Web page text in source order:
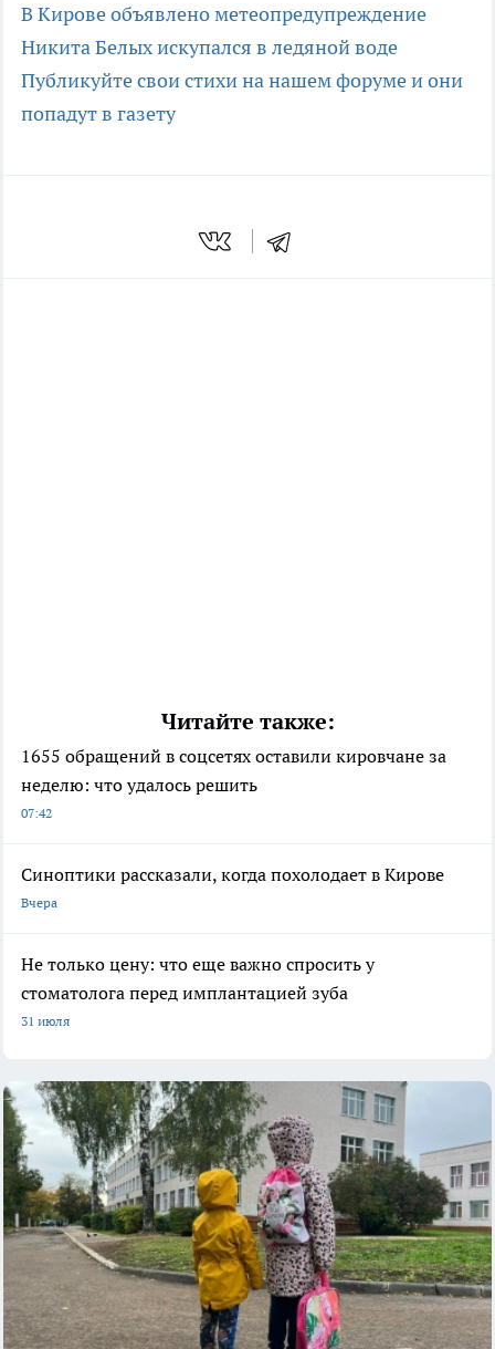
В Кирове объявлено метеопредупреждение
Никита Белых искупался в ледяной воде
Публикуйте свои стихи на нашем форуме и они
попадут в газету
Читайте также:
1655 обращений в соцсетях оставили кировчане за
неделю: что удалось решить
07:42
Синоптики рассказали, когда похолодает в Кирове
Вчера
Не только цену: что еще важно спросить у
стоматолога перед имплантацией зуба
31 июля